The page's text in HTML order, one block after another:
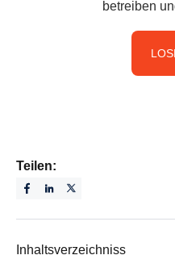
betreiben
Teilen:
Inhaltsverzeichniss